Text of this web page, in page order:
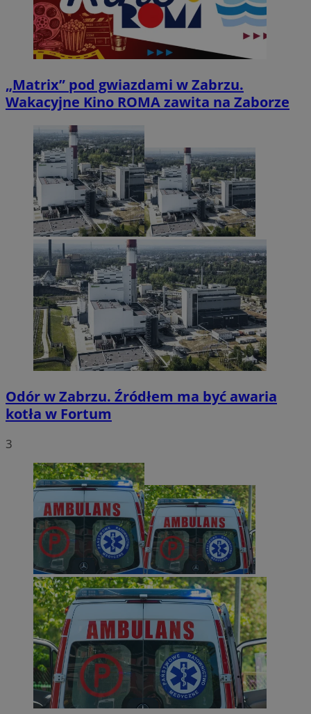
„Matrix” pod gwiazdami w Zabrzu.
Wakacyjne Kino ROMA zawita na Zaborze
Odór w Zabrzu. Źródłem ma być awaria
kotła w Fortum
3